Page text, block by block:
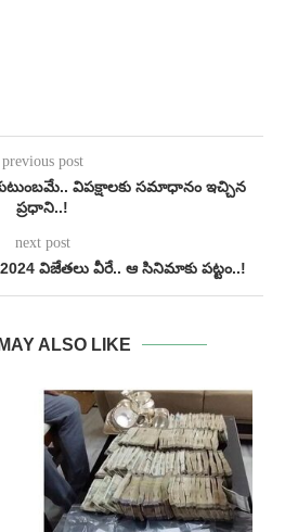
previous post
విపక్షాలకు సమాధానం ఇచ్చిన
ప్రధాని..!
next post
విజేతలు వీరే.. ఆ సినిమాకు పట్టం..!
ALSO LIKE